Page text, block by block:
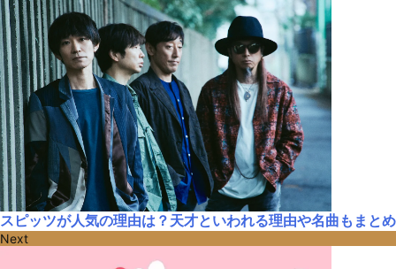
スピッツが人気の理由は？天才といわれる理由や名曲もまとめ
Next